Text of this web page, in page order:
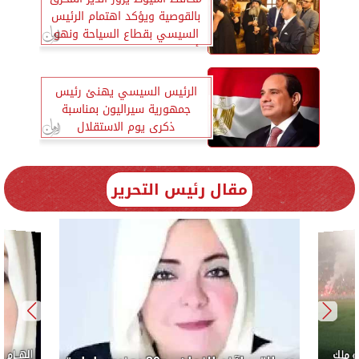
بالقوصية ويؤكد اهتمام الرئيس
السيسي بقطاع السياحة ونهو
أعمال تطوير مسار رحلة العائلة
الرئيس السيسي يهنئ رئيس
جمهورية سيراليون بمناسبة
ذكرى يوم الاستقلال
مقال رئيس التحرير